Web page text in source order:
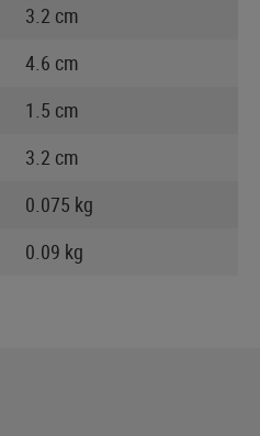
3.2 cm
4.6 cm
1.5 cm
3.2 cm
0.075 kg
0.09 kg